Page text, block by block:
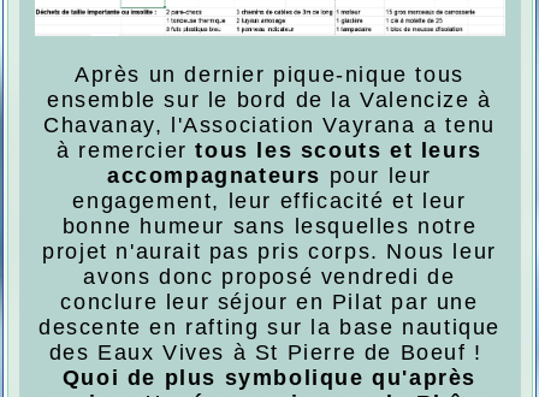
Après un dernier pique-nique tous
ensemble sur le bord de la Valencize à
Chavanay, l'Association Vayrana a tenu
à remercier tous les scouts et leurs
accompagnateurs pour leur
engagement, leur efficacité et leur
bonne humeur sans lesquelles notre
projet n'aurait pas pris corps. Nous leur
avons donc proposé vendredi de
conclure leur séjour en Pilat par une
descente en rafting sur la base nautique
des Eaux Vives à St Pierre de Boeuf !
Quoi de plus symbolique qu'après